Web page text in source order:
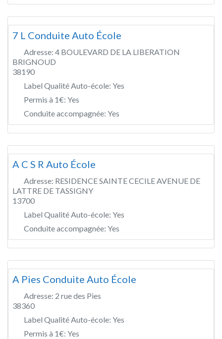
7 L Conduite Auto École
Adresse: 4 BOULEVARD DE LA LIBERATION
BRIGNOUD
38190
Label Qualité Auto-école: Yes
Permis à 1€: Yes
Conduite accompagnée: Yes
A C S R Auto École
Adresse: RESIDENCE SAINTE CECILE AVENUE DE
LATTRE DE TASSIGNY
13700
Label Qualité Auto-école: Yes
Conduite accompagnée: Yes
A Pies Conduite Auto École
Adresse: 2 rue des Pies
38360
Label Qualité Auto-école: Yes
Permis à 1€: Yes